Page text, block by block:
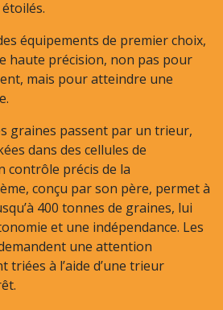
équipements de premier choix,
haute précision, non pas pour
mais pour atteindre une
graines passent par un trieur,
dans des cellules de
contrôle précis de la
conçu par son père, permet à
400 tonnes de graines, lui
et une indépendance. Les
une attention
triées à l’aide d’une trieur